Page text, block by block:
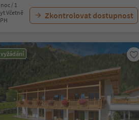
noc / 1
Včetně
Zkontrolovat dostupnost
vyžádání